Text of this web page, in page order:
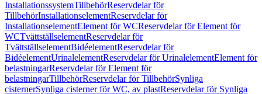
InstallationssystemTillbehörReservdelar för
TillbehörInstallationselementReservdelar för
InstallationselementElement för WCReservdelar för Element för
WCTvättställselementReservdelar för
TvättställselementBidéelementReservdelar för
BidéelementUrinalelementReservdelar för UrinalelementElement för
belastningarReservdelar för Element för
belastningarTillbehörReservdelar för TillbehörSynliga
cisternerSynliga cisterner för WC, av plastReservdelar för Synliga